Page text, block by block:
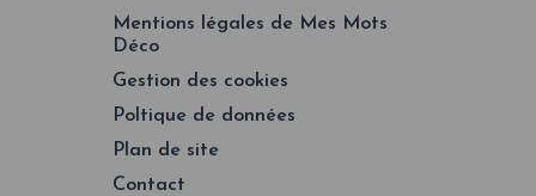
Mentions légales de Mes Mots
Déco
Gestion des cookies
Poltique de données
Plan de site
Contact